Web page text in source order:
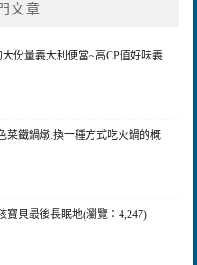
文章
大份量義大利便當~高CP值好味義
菜鐵鍋燉.換一種方式吃火鍋的概
寶貝最後長眠地(瀏覽：4,247)